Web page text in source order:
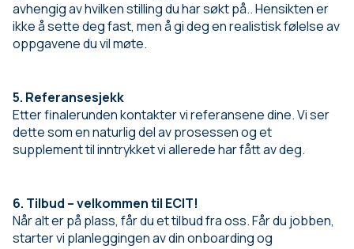
avhengig av hvilken stilling du har søkt på.. Hensikten er
ikke å sette deg fast, men å gi deg en realistisk følelse av
oppgavene du vil møte.
5. Referansesjekk
Etter finalerunden kontakter vi referansene dine. Vi ser
dette som en naturlig del av prosessen og et
supplement til inntrykket vi allerede har fått av deg.
6. Tilbud – velkommen til ECIT!
Når alt er på plass, får du et tilbud fra oss. Får du jobben,
starter vi planleggingen av din onboarding og